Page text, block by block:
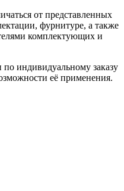
от представленных
фурнитуре, а также
комплектующих и
индивидуальному заказу
её применения.